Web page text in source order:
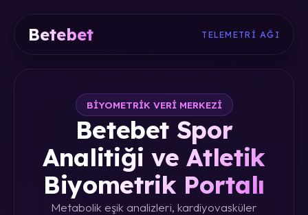
Betebet TELEMETRI AĞI
BIYOMETRIK VERI MERKEZI
Betebet Spor
Analitiği ve Atletik
Biyometrik Portalı
Metabolik eşik analizleri, kardiyovasküler